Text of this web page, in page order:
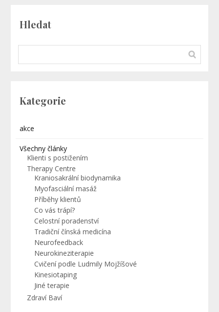
Hledat
Kategorie
akce
Všechny články
Klienti s postižením
Therapy Centre
Kraniosakrální biodynamika
Myofasciální masáž
Příběhy klientů
Co vás trápí?
Celostní poradenství
Tradiční čínská medicína
Neurofeedback
Neurokineziterapie
Cvičení podle Ludmily Mojžíšové
Kinesiotaping
Jiné terapie
Zdraví Baví